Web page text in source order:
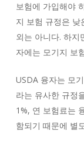
보험에 가입해야
지 보험 규정은 낮
외는 아니다. 하지
자에는 모기지 보
USDA 융자는 모
라는 유사한 규정
1%, 연 보험료는
함되기 때문에 별